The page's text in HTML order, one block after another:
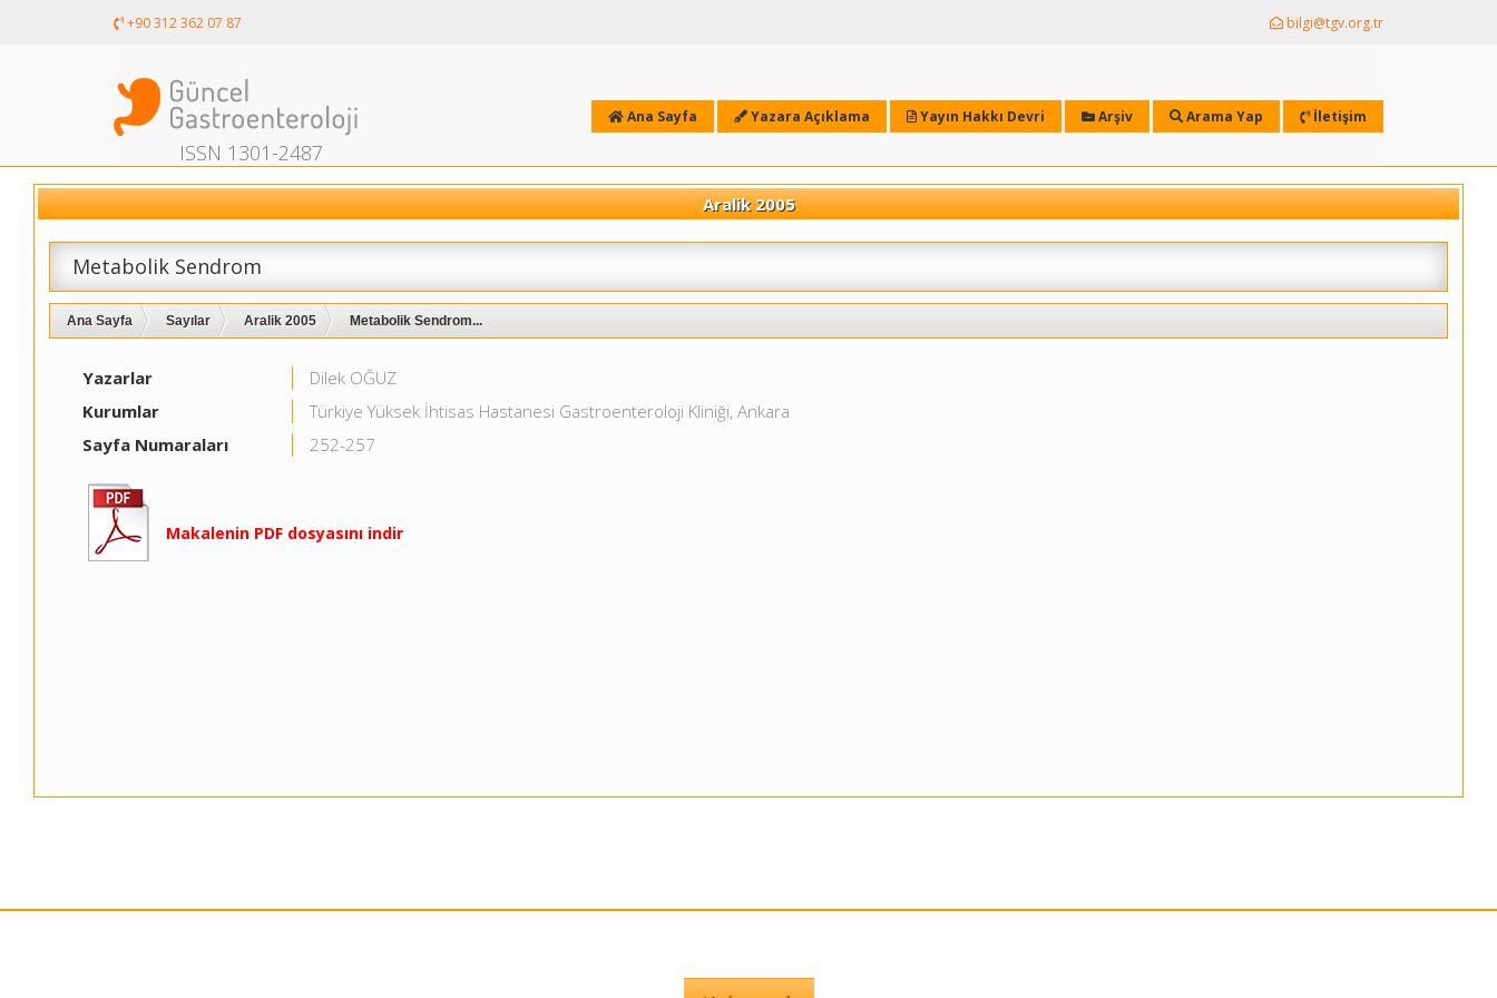
+90 312 362 07 87 bilgi@tgv.org.tr
ISSN 1301-2487
Ana Sayfa Yazara Açıklama Yayın Hakkı Devri Arşiv Arama Yap İletişim
Aralik 2005
Metabolik Sendrom
Ana Sayfa Sayılar Aralik 2005 Metabolik Sendrom...
Yazarlar
Dilek OĞUZ
Kurumlar
Türkiye Yüksek İhtisas Hastanesi Gastroenteroloji Kliniği, Ankara
Sayfa Numaraları
252-257
Makalenin PDF dosyasını indir